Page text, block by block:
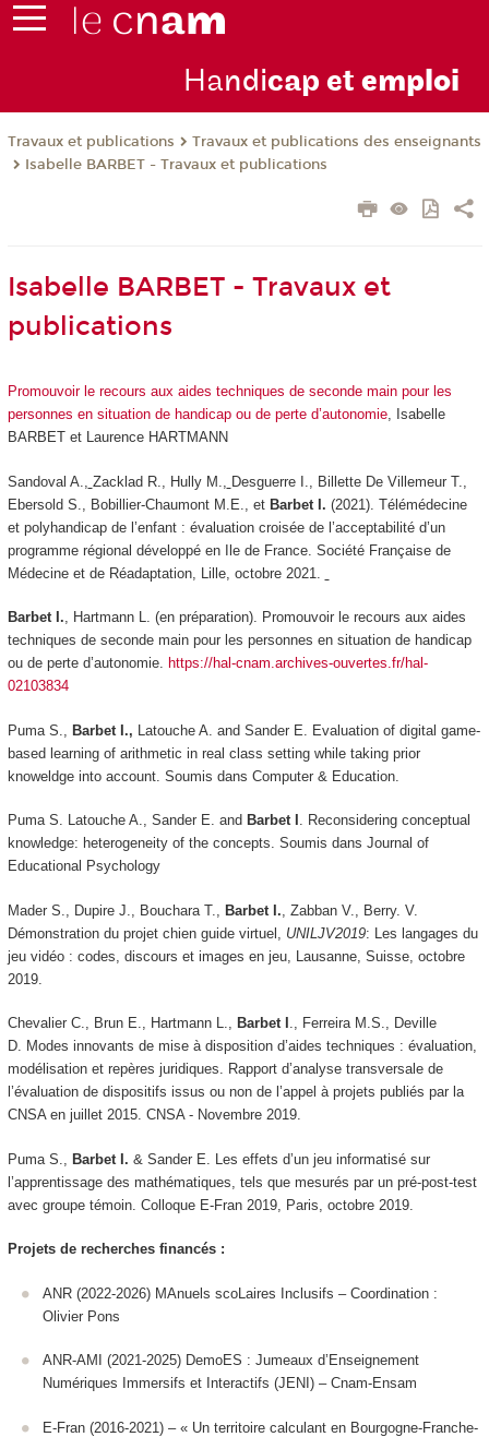
Handicap et emploi
Travaux et publications
Travaux et publications des enseignants
Isabelle BARBET - Travaux et publications
Isabelle BARBET - Travaux et
publications
Promouvoir le recours aux aides techniques de seconde main pour les
personnes en situation de handicap ou de perte d’autonomie, Isabelle
BARBET et Laurence HARTMANN
Sandoval A., Zacklad R., Hully M.,
Desguerre I., Billette De Villemeur T.,
Ebersold S., Bobillier-Chaumont M.E., et Barbet I. (2021). Télémédecine
et polyhandicap de l’enfant : évaluation croisée de l’acceptabilité d’un
programme régional développé en Ile de France. Société Française de
Médecine et de Réadaptation, Lille, octobre 2021.
Barbet I., Hartmann L. (en préparation). Promouvoir le recours aux aides
techniques de seconde main pour les personnes en situation de handicap
ou de perte d’autonomie. https://hal-cnam.archives-ouvertes.fr/hal-
02103834
Puma S., Barbet I., Latouche A. and Sander E. Evaluation of digital game-
based learning of arithmetic in real class setting while taking prior
knoweldge into account. Soumis dans Computer & Education.
Puma S. Latouche A., Sander E. and Barbet I . Reconsidering conceptual
knowledge: heterogeneity of the concepts. Soumis dans Journal of
Educational Psychology
Mader S., Dupire J., Bouchara T., Barbet I. , Zabban V., Berry. V.
Démonstration du projet chien guide virtuel, UNILJV2019: Les langages du
jeu vidéo : codes, discours et images en jeu, Lausanne, Suisse, octobre
2019.
Chevalier C., Brun E., Hartmann L., Barbet I ., Ferreira M.S., Deville
D. Modes innovants de mise à disposition d’aides techniques : évaluation,
modélisation et repères juridiques. Rapport d’analyse transversale de
l’évaluation de dispositifs issus ou non de l’appel à projets publiés par la
CNSA en juillet 2015. CNSA - Novembre 2019.
Puma S., Barbet I. & Sander E. Les effets d’un jeu informatisé sur
l’apprentissage des mathématiques, tels que mesurés par un pré-post-test
avec groupe témoin. Colloque E-Fran 2019, Paris, octobre 2019.
Projets de recherches financés :
ANR (2022-2026) MAnuels scoLaires Inclusifs – Coordination :
Olivier Pons
ANR-AMI (2021-2025) DemoES : Jumeaux d’Enseignement
Numériques Immersifs et Interactifs (JENI) – Cnam-Ensam
E-Fran (2016-2021) – « Un territoire calculant en Bourgogne-Franche-